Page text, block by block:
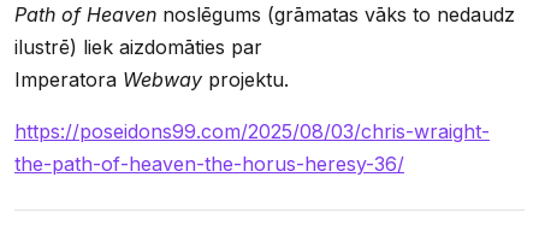
Path of Heaven noslēgums (grāmatas vāks to nedaudz
ilustrē) liek aizdomāties par
Imperatora Webway projektu.
https://poseidons99.com/2025/08/03/chris-wraight-
the-path-of-heaven-the-horus-heresy-36/